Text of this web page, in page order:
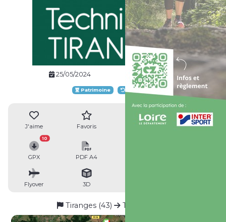
25/05/2024 Site web
Patrimoine Boucle
J'aime Favoris Avis Partager
GPX
10
PDF A4
Flyover 3D
Tiranges (43) Tiranges (43)